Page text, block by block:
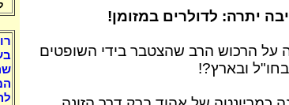
יתרה: לדולרים במזומן!
על הרכוש הרב שהצטבר בידי השופטים
ובארץ?!